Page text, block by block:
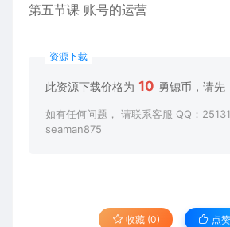
第五节课 账号的运营
资源下载
此资源下载价格为 10 勇锶币，请先
如有任何问题， 请联系客服 QQ：
seaman875
收藏 (0) 点